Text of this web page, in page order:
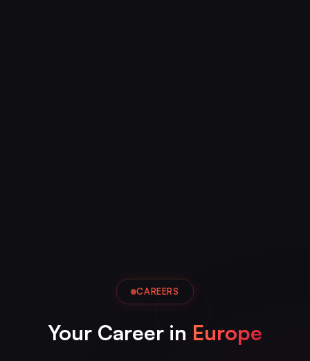
CAREERS
Your Career in Europe